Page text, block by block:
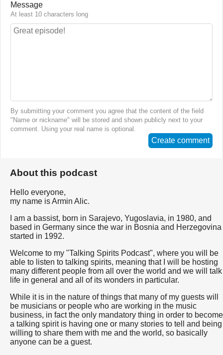
Message
At least 10 characters long
By submitting your comment you agree that the content of the field
"Name or nickname" will be stored and shown publicly next to your
comment. Using your real name is optional.
Create comment
About this podcast
Hello everyone,
my name is Armin Alic.
I am a bassist, born in Sarajevo, Yugoslavia, in 1980, and
based in Germany since the war in Bosnia and Herzegovina
started in 1992.
Welcome to my "Talking Spirits Podcast", where you will be
able to listen to talking spirits, meaning that I will be hosting
many different people from all over the world and we will talk
life in general and all of its wonders in particular.
While it is in the nature of things that many of my guests will
be musicians or people who are working in the music
business, in fact the only mandatory thing in order to become
a talking spirit is having one or many stories to tell and being
willing to share them with me and the world, so basically
anyone can be a guest.